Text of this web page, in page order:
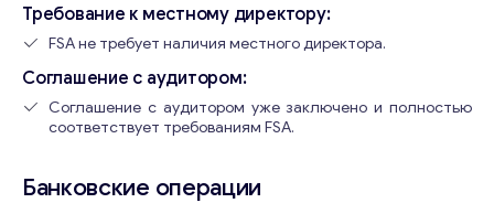
Требование к местному директору:
FSA не требует наличия местного директора.
Соглашение с аудитором:
Соглашение с аудитором уже заключено и полностью
соответствует требованиям FSA.
Банковские операции